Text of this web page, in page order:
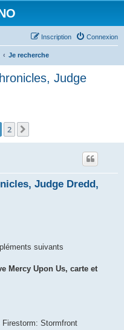
Connexion
Inscription
Je recherche
Judge
2
Judge Dredd,
suivants
Mercy Upon Us, carte et
Stormfront